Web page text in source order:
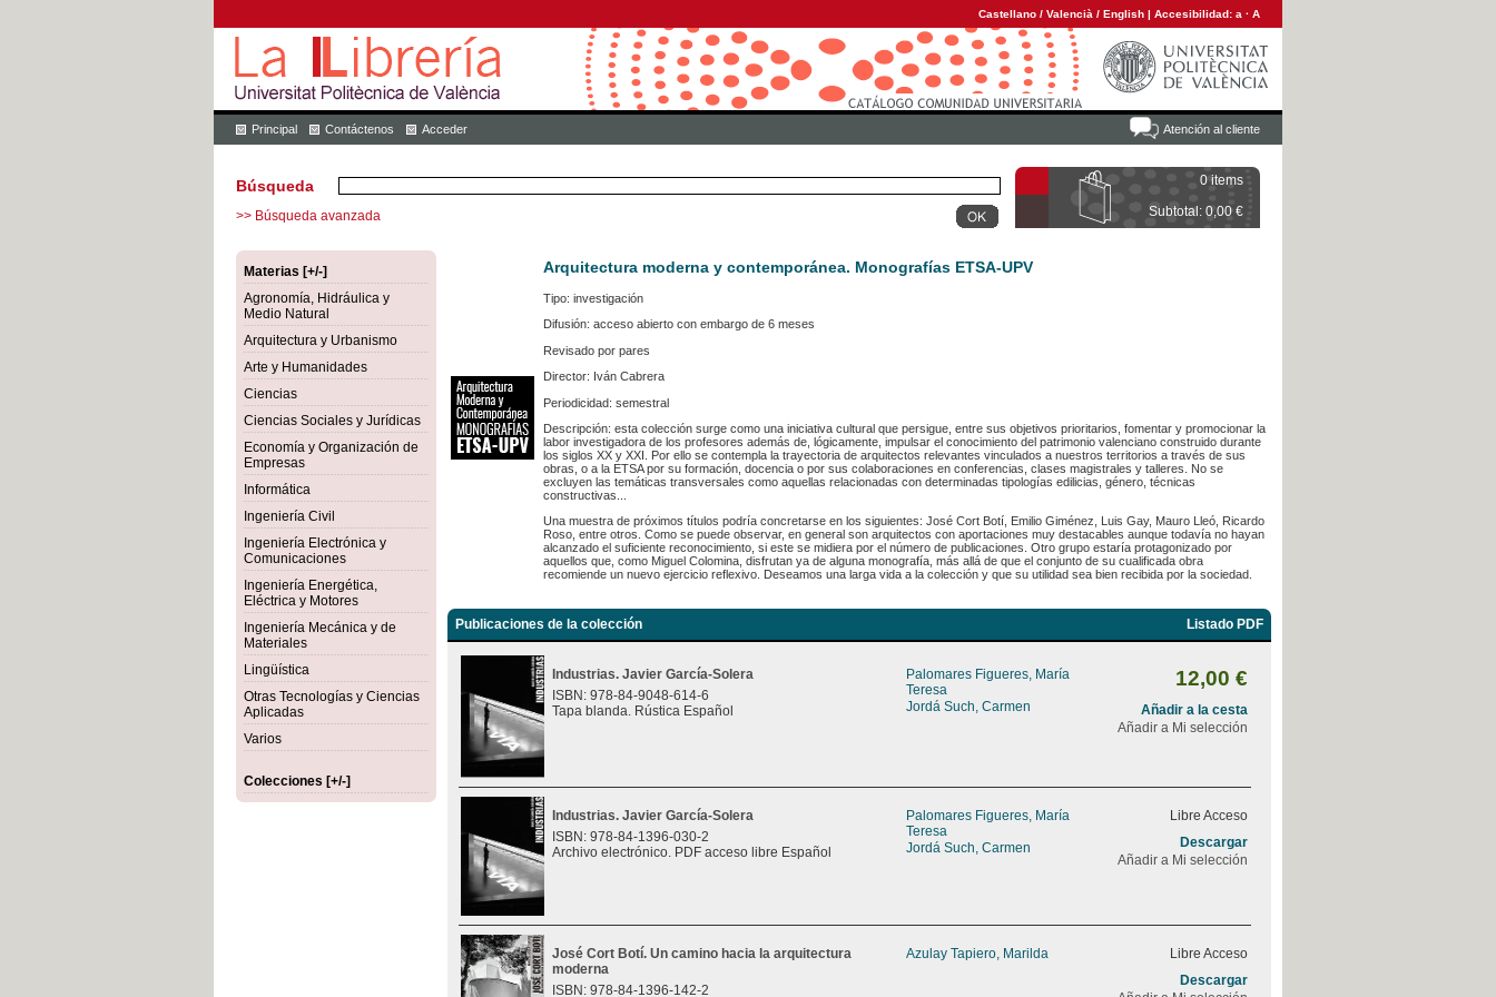
Castellano / Valencià / English | Accesibilidad: a · A
Atención al cliente
Principal Contáctenos Acceder
0 items
Subtotal: 0,00 €
Búsqueda
>> Búsqueda avanzada
Materias [+/-]
Agronomía, Hidráulica y
Medio Natural
Arquitectura y Urbanismo
Arte y Humanidades
Ciencias
Ciencias Sociales y Jurídicas
Economía y Organización de
Empresas
Informática
Ingeniería Civil
Ingeniería Electrónica y
Comunicaciones
Ingeniería Energética,
Eléctrica y Motores
Ingeniería Mecánica y de
Materiales
Lingüística
Otras Tecnologías y Ciencias
Aplicadas
Varios
Colecciones [+/-]
Arquitectura moderna y contemporánea. Monografías ETSA-UPV
Tipo: investigación
Difusión: acceso abierto con embargo de 6 meses
Revisado por pares
Director: Iván Cabrera
Periodicidad: semestral
Descripción: esta colección surge como una iniciativa cultural que persigue, entre sus objetivos prioritarios, fomentar y promocionar la
labor investigadora de los profesores además de, lógicamente, impulsar el conocimiento del patrimonio valenciano construido durante
los siglos XX y XXI. Por ello se contempla la trayectoria de arquitectos relevantes vinculados a nuestros territorios a través de sus
obras, o a la ETSA por su formación, docencia o por sus colaboraciones en conferencias, clases magistrales y talleres. No se
excluyen las temáticas transversales como aquellas relacionadas con determinadas tipologías edilicias, género, técnicas
constructivas...
Una muestra de próximos títulos podría concretarse en los siguientes: José Cort Botí, Emilio Giménez, Luis Gay, Mauro Lleó, Ricardo
Roso, entre otros. Como se puede observar, en general son arquitectos con aportaciones muy destacables aunque todavía no hayan
alcanzado el suficiente reconocimiento, si este se midiera por el número de publicaciones. Otro grupo estaría protagonizado por
aquellos que, como Miguel Colomina, disfrutan ya de alguna monografía, más allá de que el conjunto de su cualificada obra
recomiende un nuevo ejercicio reflexivo. Deseamos una larga vida a la colección y que su utilidad sea bien recibida por la sociedad.
Publicaciones de la colección Listado PDF
Industrias. Javier García-Solera
ISBN: 978-84-9048-614-6
Tapa blanda. Rústica Español
Palomares Figueres, María
Teresa
Jordá Such, Carmen
12,00 €
Añadir a la cesta
Añadir a Mi selección
Industrias. Javier García-Solera
ISBN: 978-84-1396-030-2
Archivo electrónico. PDF acceso libre Español
Palomares Figueres, María
Teresa
Jordá Such, Carmen
Libre Acceso
Descargar
Añadir a Mi selección
José Cort Botí. Un camino hacia la arquitectura
moderna
ISBN: 978-84-1396-142-2
Azulay Tapiero, Marilda
Libre Acceso
Descargar